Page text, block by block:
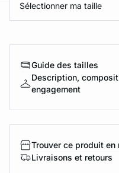
Sélectionner ma taille
Guide des tailles
Description,
engagement
Trouver ce produit en
Livraisons et retours